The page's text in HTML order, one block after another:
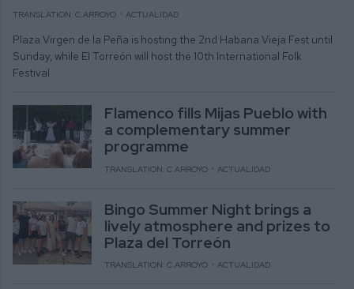
TRANSLATION: C.ARROYO ACTUALIDAD
Plaza Virgen de la Peña is hosting the 2nd Habana Vieja Fest until
Sunday, while El Torreón will host the 10th International Folk
Festival
Flamenco fills Mijas Pueblo with
a complementary summer
programme
TRANSLATION: C.ARROYO ACTUALIDAD
Bingo Summer Night brings a
lively atmosphere and prizes to
Plaza del Torreón
TRANSLATION: C.ARROYO ACTUALIDAD